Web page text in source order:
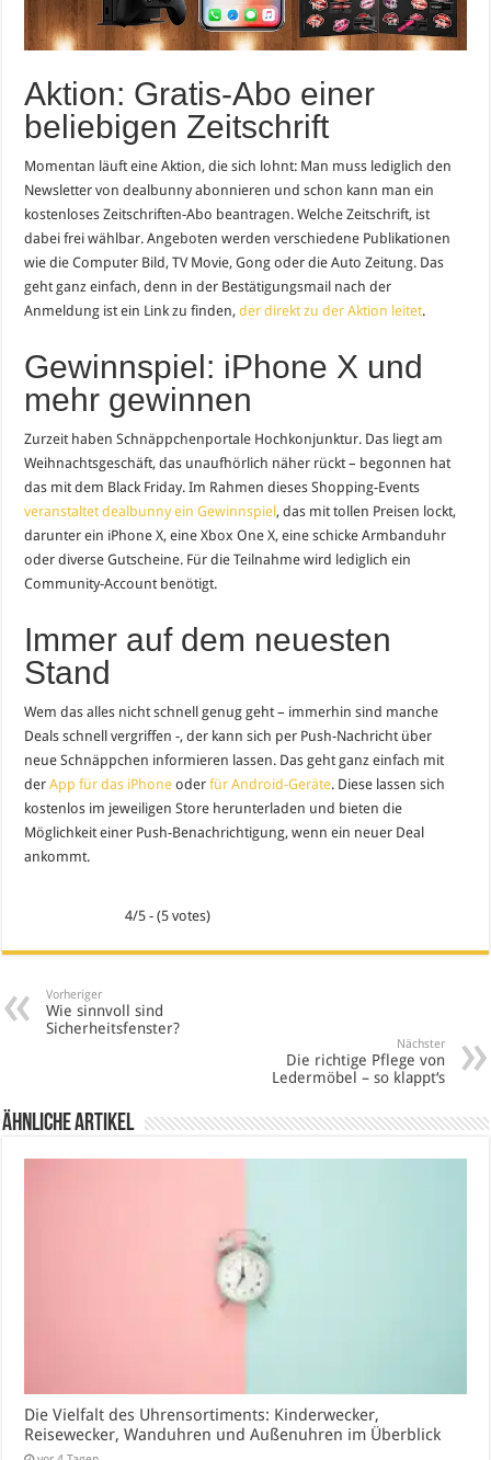
Aktion: Gratis-Abo einer
beliebigen Zeitschrift
Momentan läuft eine Aktion, die sich lohnt: Man muss lediglich den
Newsletter von dealbunny abonnieren und schon kann man ein
kostenloses Zeitschriften-Abo beantragen. Welche Zeitschrift, ist
dabei frei wählbar. Angeboten werden verschiedene Publikationen
wie die Computer Bild, TV Movie, Gong oder die Auto Zeitung. Das
geht ganz einfach, denn in der Bestätigungsmail nach der
Anmeldung ist ein Link zu finden,der direkt zu der Aktion leitet.
Gewinnspiel: iPhone X und
mehr gewinnen
Zurzeit haben Schnäppchenportale Hochkonjunktur. Das liegt am
Weihnachtsgeschäft, das unaufhörlich näher rückt – begonnen hat
das mit dem Black Friday. Im Rahmen dieses Shopping-Events
veranstaltet dealbunny ein Gewinnspiel, das mit tollen Preisen lockt,
darunter ein iPhone X, eine Xbox One X, eine schicke Armbanduhr
oder diverse Gutscheine. Für die Teilnahme wird lediglich ein
Community-Account benötigt.
Immer auf dem neuesten
Stand
Wem das alles nicht schnell genug geht – immerhin sind manche
Deals schnell vergriffen -, der kann sich per Push-Nachricht über
neue Schnäppchen informieren lassen. Das geht ganz einfach mit
derApp für das iPhone oderfür Android-Geräte. Diese lassen sich
kostenlos im jeweiligen Store herunterladen und bieten die
Möglichkeit einer Push-Benachrichtigung, wenn ein neuer Deal
ankommt.
4/5 - (5 votes)
Vorheriger
Wie sinnvoll sind
Sicherheitsfenster?
Nächster
Die richtige Pflege von
Ledermöbel – so klappt‘s
Ähnliche Artikel
Die Vielfalt des Uhrensortiments: Kinderwecker,
Reisewecker, Wanduhren und Außenuhren im Überblick